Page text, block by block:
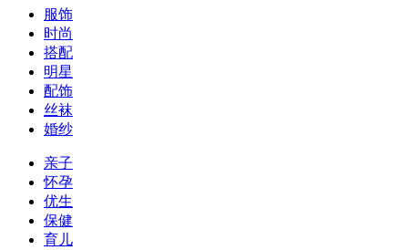
服饰
时尚
搭配
明星
配饰
丝袜
婚纱
亲子
怀孕
优生
保健
育儿